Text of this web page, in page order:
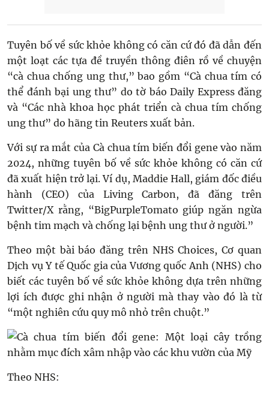
Tuyên bố về sức khỏe không có căn cứ đó đã dẫn đến
một loạt các tựa đề truyền thông điên rồ về chuyện
“cà chua chống ung thư,” bao gồm “Cà chua tím có
thể đánh bại ung thư” do tờ báo Daily Express đăng
và “Các nhà khoa học phát triển cà chua tím chống
ung thư” do hãng tin Reuters xuất bản.
Với sự ra mắt của Cà chua tím biến đổi gene vào năm
2024, những tuyên bố về sức khỏe không có căn cứ
đã xuất hiện trở lại. Ví dụ, Maddie Hall, giám đốc điều
hành (CEO) của Living Carbon, đã đăng trên
Twitter/X rằng, “BigPurpleTomato giúp ngăn ngừa
bệnh tim mạch và chống lại bệnh ung thư ở người.”
Theo một bài báo đăng trên NHS Choices, Cơ quan
Dịch vụ Y tế Quốc gia của Vương quốc Anh (NHS) cho
biết các tuyên bố về sức khỏe không dựa trên những
lợi ích được ghi nhận ở người mà thay vào đó là từ
“một nghiên cứu quy mô nhỏ trên chuột.”
Theo NHS: